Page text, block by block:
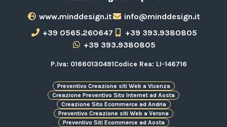
www.minddesign.it
info@minddesign.it
+39 0565.260647
+39 393.9380805
+39 393.9380805
P.Iva: 01660130491Codice Rea: LI-146716
Preventivo Creazione siti Web a Vicenza
Creazione Preventivo Sito Internet ad Aosta
Creazione Sito Ecommerce ad Andria
Preventivo Creazione siti Web a Verona
Preventivo Siti Ecommerce ad Aosta